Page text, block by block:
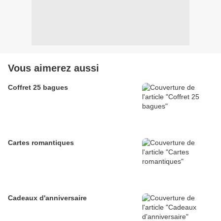
Vous aimerez aussi
Coffret 25 bagues
Cartes romantiques
Cadeaux d'anniversaire